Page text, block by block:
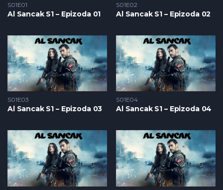
S01E01
Al Sancak S1 – Epizoda 01
S01E02
Al Sancak S1 – Epizoda 02
S01E03
Al Sancak S1 – Epizoda 03
S01E04
Al Sancak S1 – Epizoda 04